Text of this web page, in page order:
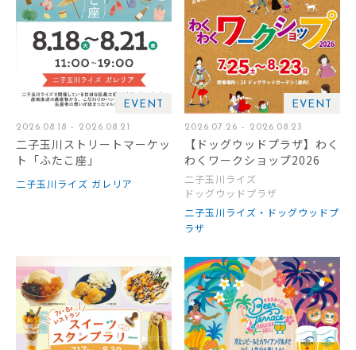
EVENT
2026.08.18 - 2026.08.21
二子玉川ストリートマーケッ
ト「ふたこ座」
二子玉川ライズ ガレリア
EVENT
2026.07.26 - 2026.08.23
【ドッグウッドプラザ】わく
わくワークショップ2026
二子玉川ライズ
ドッグウッドプラザ
二子玉川ライズ・ドッグウッドプ
ラザ